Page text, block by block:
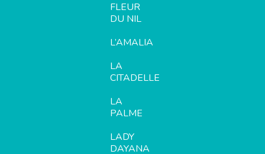
FLEUR
DU NIL
L’AMALIA
LA
CITADELLE
LA
PALME
LADY
DAYANA